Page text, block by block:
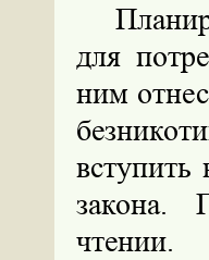
для
ним
вступить
закона.
чтении.